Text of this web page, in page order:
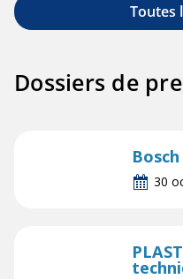
Toutes
Dossiers de
30